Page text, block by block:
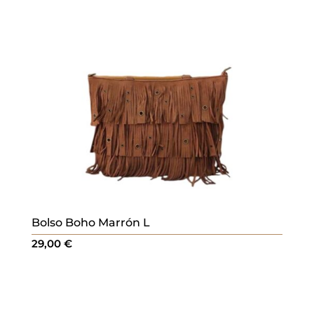
Bolso Boho Marrón L
29,00 €